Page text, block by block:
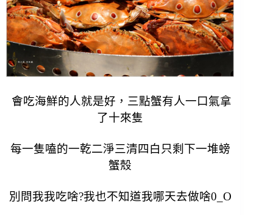
會吃海鮮的人就是好，三點蟹有人一口氣拿
了十來隻
每一隻嗑的一乾二淨三清四白只剩下一堆螃
蟹殼
別問我我吃啥?我也不知道我哪天去做啥0_O